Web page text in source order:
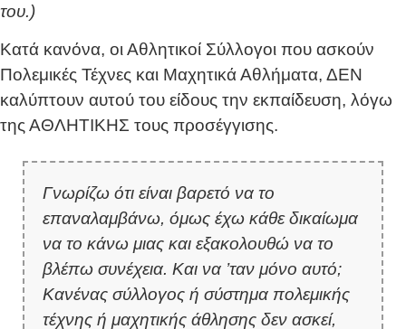
του.)
Κατά κανόνα, οι Αθλητικοί Σύλλογοι που ασκούν
Πολεμικές Τέχνες και Μαχητικά Αθλήματα, ΔΕΝ
καλύπτουν αυτού του είδους την εκπαίδευση, λόγω
της ΑΘΛΗΤΙΚΗΣ τους προσέγγισης.
Γνωρίζω ότι είναι βαρετό να το
επαναλαμβάνω, όμως έχω κάθε δικαίωμα
να το κάνω μιας και εξακολουθώ να το
βλέπω συνέχεια. Και να ’ταν μόνο αυτό;
Κανένας σύλλογος ή σύστημα πολεμικής
τέχνης ή μαχητικής άθλησης δεν ασκεί,